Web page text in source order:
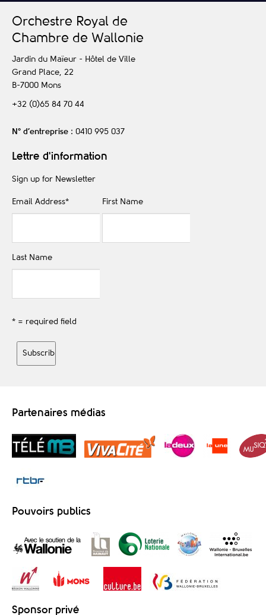
Orchestre Royal de
Chambre de Wallonie
Jardin du Maïeur - Hôtel de Ville
Grand Place, 22
B-7000 Mons
+32 (0)65 84 70 44
N° d’entreprise : 0410 995 037
Lettre d'information
Sign up for Newsletter
Email Address* First Name
Last Name
* = required field
Partenaires médias
Pouvoirs publics
Sponsor privé